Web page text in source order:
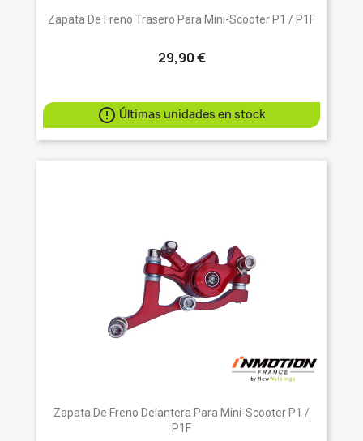
Zapata De Freno Trasero Para Mini-Scooter P1 / P1F
29,90 €
 Últimas unidades en stock
Zapata De Freno Delantera Para Mini-Scooter P1 /
P1F